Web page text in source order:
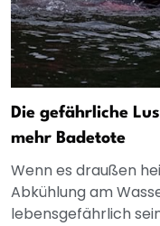
Die gefährliche
mehr Badetote
Wenn es draußen
Abkühlung am
lebensgefährlich